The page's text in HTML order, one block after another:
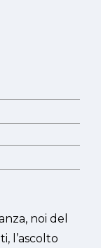
noi del
l’ascolto